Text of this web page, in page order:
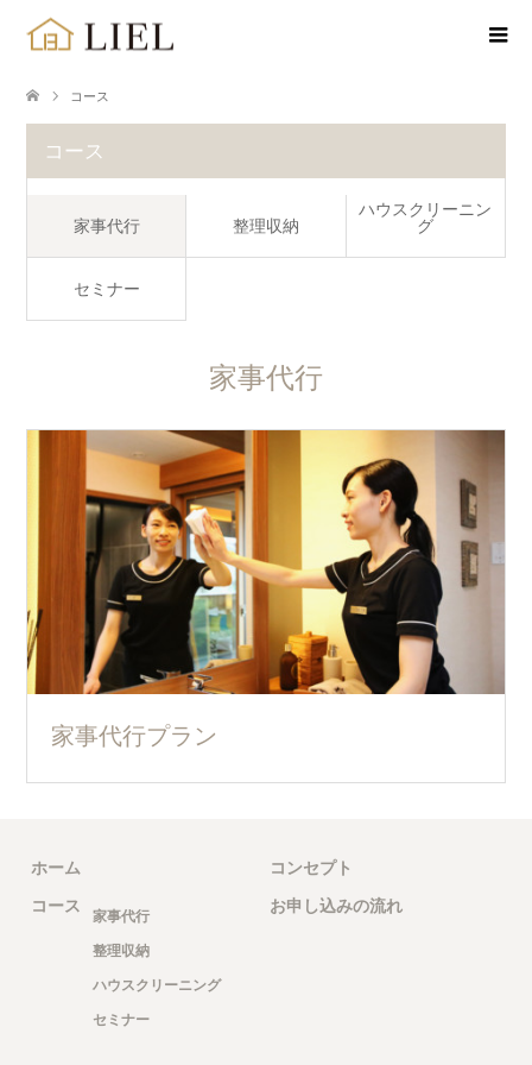
コース
コース
家事代行 整理収納
ハウスクリーニン
グ
セミナー
家事代行
家事代行プラン
ホーム
コンセプト
コース
家事代行
整理収納
ハウスクリーニング
セミナー
お申し込みの流れ